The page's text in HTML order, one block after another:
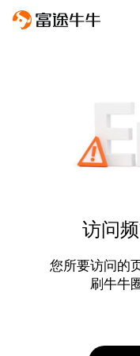
访问
您所要访问的
刷牛牛